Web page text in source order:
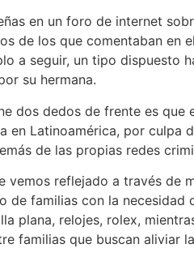
en un foro de internet
de los que comentaban
a seguir, un tipo dispuesto
su hermana.
dos dedos de frente es
en Latinoamérica, por culpa
de las propias redes
reflejado a través de
de familias con la
plana, relojes, rolex,
familias que buscan aliviar